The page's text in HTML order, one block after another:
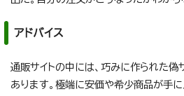
アドバイス
通販サイトの中には、巧みに作られた偽
あります。極端に安価や希少商品が手